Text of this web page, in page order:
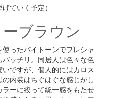
ていく予定）
ブラウン
ったバイトーンでプレシャ
ッチリ。同居人は色々な色
ですが、個人的にはカロス
内装はちぐはぐな感じがし
ーに絞って統一感をもたせ